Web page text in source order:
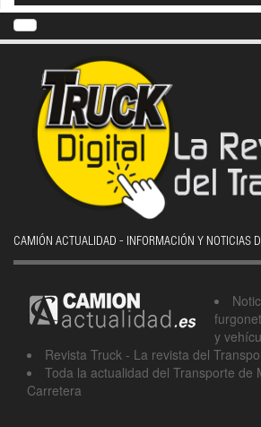
CAMIÓN ACTUALIDAD - INFORMACIÓN Y NOTICIAS
y
Revista Truck - La revista del
Toda la actualidad del Transporte de
Carretera